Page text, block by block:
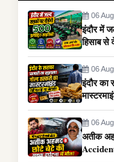
06
इंदौर में
हिसाब से
06
इंदौर का
06
अतीक